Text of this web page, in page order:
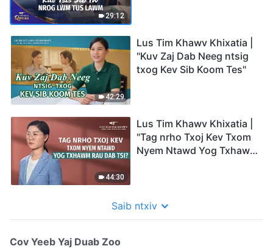
29:12
42:29
Lus Tim Khawv Khixatia |
"Kuv Zaj Dab Neeg ntsig
txog Kev Sib Koom Tes"
44:30
Lus Tim Khawv Khixatia |
"Tag nrho Txoj Kev Txom
Nyem Ntawd Yog Txhawm
Saib ntxiv
Cov Yeeb Yaj Duab Zoo